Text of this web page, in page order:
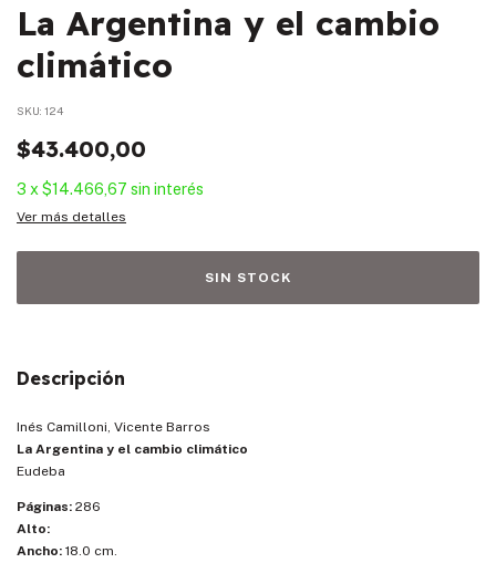
La Argentina y el cambio
climático
SKU: 124
$43.400,00
3 x $14.466,67 sin interés
Ver más detalles
Descripción
Inés Camilloni, Vicente Barros
La Argentina y el cambio climático
Eudeba
Páginas: 286
Alto:
Ancho: 18.0 cm.